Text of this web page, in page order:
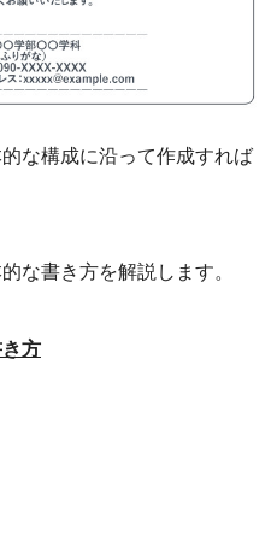
な構成に沿って作成すれば
な書き方を解説します。
方